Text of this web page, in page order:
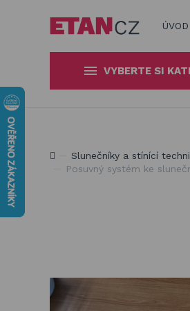
ÚVOD
VYBERTE SI
na zahradní nábytek
Venkovní hry a hračky
Slackline
Jsme experti na zastínění a
Slunečníky a stínící
Posuvný systém ke